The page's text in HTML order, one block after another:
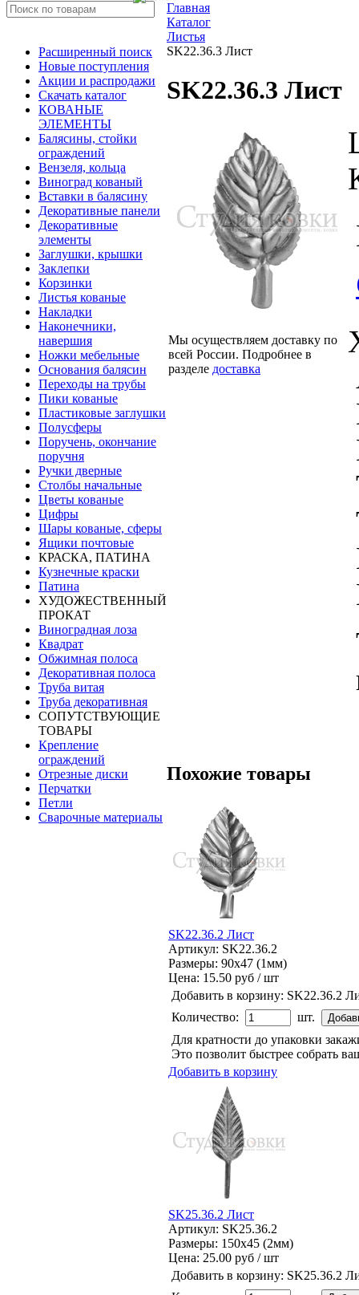
Расширенный поиск
Новые поступления
Акции и распродажи
Скачать каталог
КОВАНЫЕ
ЭЛЕМЕНТЫ
Балясины, стойки
ограждений
Вензеля, кольца
Виноград кованый
Вставки в балясину
Декоративные панели
Декоративные
элементы
Заглушки, крышки
Заклепки
Корзинки
Листья кованые
Накладки
Наконечники,
навершия
Ножки мебельные
Основания балясин
Переходы на трубы
Пики кованые
Пластиковые заглушки
Полусферы
Поручень, окончание
поручня
Ручки дверные
Столбы начальные
Цветы кованые
Цифры
Шары кованые, сферы
Ящики почтовые
КРАСКА, ПАТИНА
Кузнечные краски
Патина
ХУДОЖЕСТВЕННЫЙ
ПРОКАТ
Виноградная лоза
Квадрат
Обжимная полоса
Декоративная полоса
Труба витая
Труба декоративная
СОПУТСТВУЮЩИЕ
ТОВАРЫ
Крепление
ограждений
Отрезные диски
Перчатки
Петли
Сварочные материалы
Главная
Каталог
Листья
SK22.36.3 Лист
SK22.36.3 Лист
Мы осуществляем доставку по
всей России. Подробнее в
разделе доставка
Похожие товары
SK22.36.2 Лист
Артикул: SK22.36.2
Размеры: 90x47 (1мм)
Цена: 15.50 руб / шт
Добавить в корзину: SK22.36.2
Количество:
шт.
Для кратности до упаковки
Это позволит быстрее собрать
Добавить в корзину
SK25.36.2 Лист
Артикул: SK25.36.2
Размеры: 150x45 (2мм)
Цена: 25.00 руб / шт
Добавить в корзину: SK25.36.2